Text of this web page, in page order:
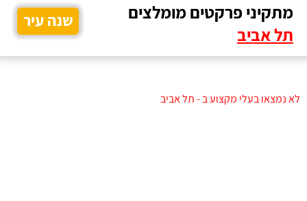
מתקיני פרקטים מומלצים
תל אביב
שנה עיר
לא נמצאו בעלי מקצוע ב - תל אביב